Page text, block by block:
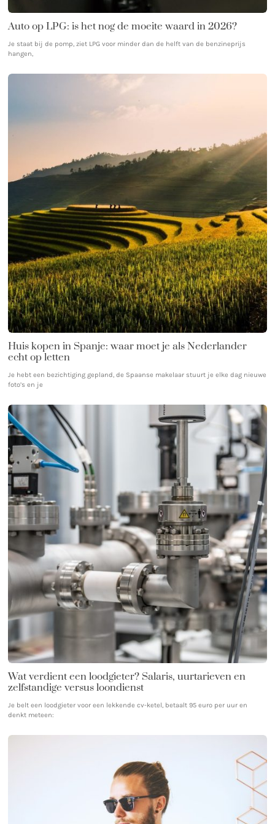
Auto op LPG: is het nog de moeite waard in 2026?
Je staat bij de pomp, ziet LPG voor minder dan de helft van de benzineprijs
hangen,
Huis kopen in Spanje: waar moet je als Nederlander
echt op letten
Je hebt een bezichtiging gepland, de Spaanse makelaar stuurt je elke dag nieuwe
foto’s en je
Wat verdient een loodgieter? Salaris, uurtarieven en
zelfstandige versus loondienst
Je belt een loodgieter voor een lekkende cv-ketel, betaalt 95 euro per uur en
denkt meteen: